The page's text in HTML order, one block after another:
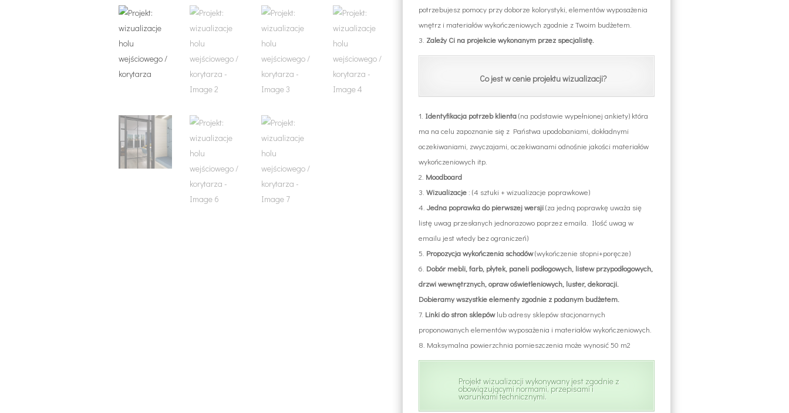
potrzebujesz pomocy przy doborze kolorystyki, elementów wyposażenia
wnętrz i materiałów wykończeniowych zgodnie z Twoim budżetem.
Zależy Ci na projekcie wykonanym przez specjalistę.
Co jest w cenie projektu wizualizacji?
Identyfikacja potrzebklienta(na podstawie wypełnionej ankiety) która
ma na celu zapoznanie się z Państwa upodobaniami, dokładnymi
oczekiwaniami, zwyczajami, oczekiwanami odnośnie jakości materiałów
wykończeniowych itp.
Moodboard
Wizualizacje : (4 sztuki + wizualizacje poprawkowe)
Jedna poprawka do pierwszej wersji(za jedną poprawkę uważa się
listę uwag przesłanych jednorazowo poprzez emaila. Ilość uwag w
emailu jest wtedy bez ograniczeń)
Propozycja wykończenia schodów(wykończenie stopni+poręcze)
Dobór mebli, farb, płytek, paneli podłogowych, listew przypodłogowych,
drzwi wewnętrznych, opraw oświetleniowych, luster, dekoracji.
Dobieramy wszystkie elementy zgodnie z podanym budżetem.
Linkidostron sklepówlub adresy sklepów stacjonarnych
proponowanych elementów wyposażenia i materiałów wykończeniowych.
Maksymalna powierzchnia pomieszczenia może wynosić 50 m2
Projekt wizualizacji wykonywany jest zgodnie z
obowiązującymi normami, przepisami i
warunkami technicznymi.